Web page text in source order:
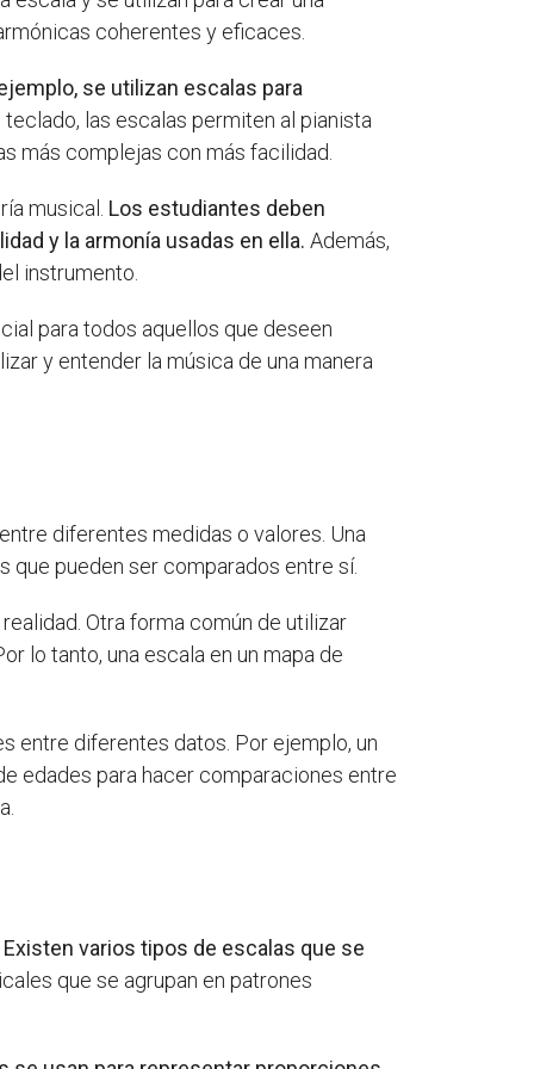
coherentes y eficaces.
se utilizan escalas para
teclado, las escalas permiten al pianista
más complejas con más facilidad.
musical. Los estudiantes deben
y la armonía usadas en ella. Además,
instrumento.
para todos aquellos que deseen
y entender la música de una manera
diferentes medidas o valores. Una
que pueden ser comparados entre sí.
Otra forma común de utilizar
lo tanto, una escala en un mapa de
entre diferentes datos. Por ejemplo, un
edades para hacer comparaciones entre
Existen varios tipos de escalas que se
que se agrupan en patrones